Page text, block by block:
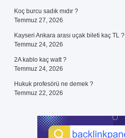
Koç burcu sadık mıdır ?
Temmuz 27, 2026
Kayseri Ankara arası uçak bileti kaç TL ?
Temmuz 24, 2026
2A kablo kaç watt ?
Temmuz 24, 2026
Hukuk profesörü ne demek ?
Temmuz 22, 2026